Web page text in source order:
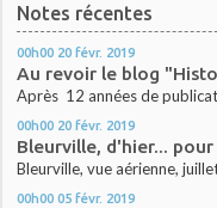
Notes récentes
00h00 20 févr. 2019
Au revoir le blog
Après 12 années de
00h00 20 févr. 2019
Bleurville, d'hier...
Bleurville, vue aérienne,
00h00 05 févr. 2019